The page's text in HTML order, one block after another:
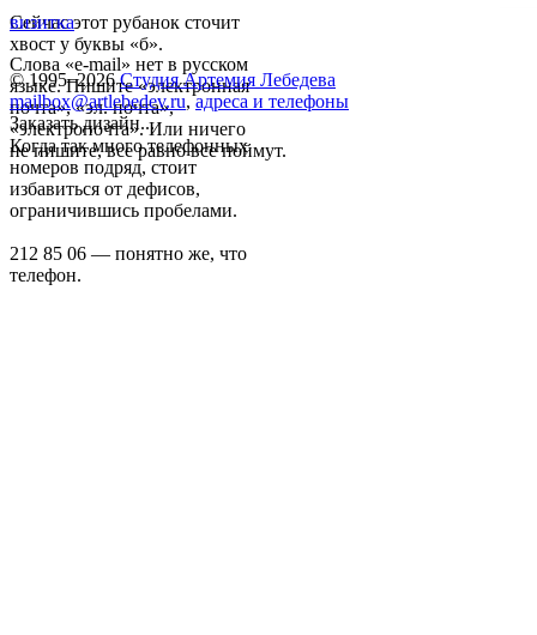
Сейчас этот рубанок сточит
хвост у буквы «б».
Слова «e-mail» нет в русском
языке. Пишите «электронная
почта», «эл. почта»,
«электропочта». Или ничего
не пишите, все равно все поймут.
Когда так много телефонных
номеров подряд, стоит
избавиться от дефисов,
ограничившись пробелами.
212 85 06 — понятно же, что
телефон.
визитка
© 1995–2026 Студия Артемия Лебедева
mailbox@artlebedev.ru, адреса и телефоны
Заказать дизайн...